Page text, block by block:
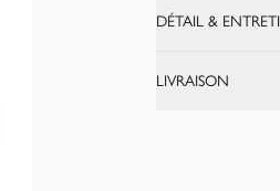
DÉTAIL &
LIVRAISON